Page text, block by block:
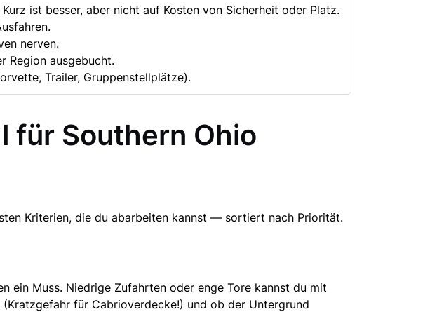
ist besser, aber nicht auf Kosten von Sicherheit oder Platz.
nerven.
Region ausgebucht.
Trailer, Gruppenstellplätze).
für Southern Ohio
Kriterien, die du abarbeiten kannst — sortiert nach Priorität.
ein Muss. Niedrige Zufahrten oder enge Tore kannst du mit
für Cabrioverdecke!) und ob der Untergrund